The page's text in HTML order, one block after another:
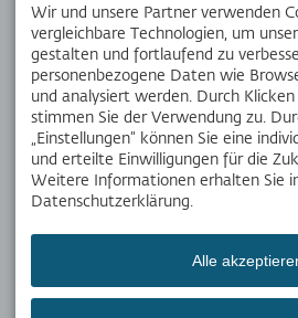
SOCIAL MEDIA
WERDE TEIL UNSERES TEAMS
Aktuellen haben wir 21 interessante
Bleib mit unseren Newslettern
Laufenden.
Wir und unsere Partner verwenden
vergleichbare Technologien, um
gestalten und fortlaufend zu
personenbezogene Daten wie
und analysiert werden. Durch
stimmen Sie der Verwendung zu.
„Einstellungen“ können Sie eine
und erteilte Einwilligungen für die
Weitere Informationen erhalten Sie
Datenschutzerklärung.
Alle